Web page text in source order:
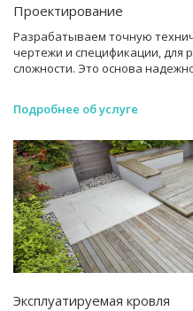
Проектирование
Разрабатываем точную
чертежи и спецификации, для
сложности. Это основа
Подробнее об услуге
Эксплуатируемая кровля